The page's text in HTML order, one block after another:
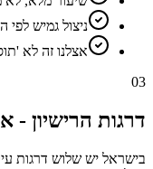
ניצול גמיש לפי
אצלנו זה לא
03
דרגות הרישיון -
בישראל יש שלוש דרגות